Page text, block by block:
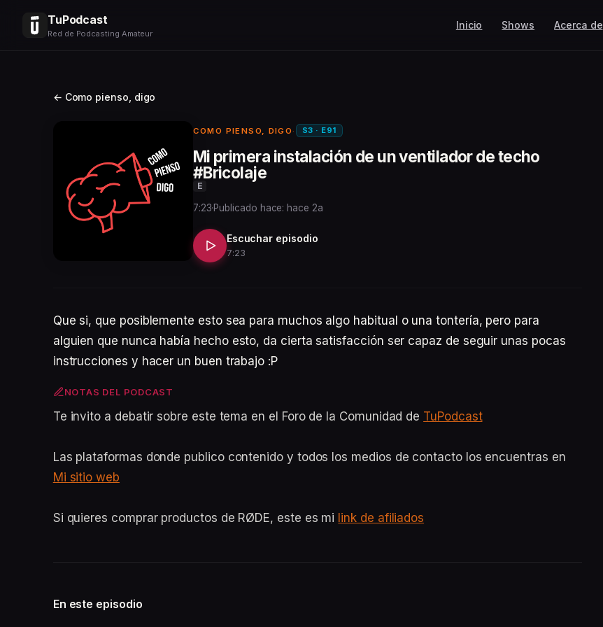
TuPodcast
Red de Podcasting Amateur
Inicio Shows Acerca de
← Como pienso, digo
COMO PIENSO, DIGO · S3 · E91
Mi primera instalación de un ventilador de techo
#Bricolaje
E
7:23·Publicado hace: hace 2a
Escuchar episodio
7:23
Que si, que posiblemente esto sea para muchos algo habitual o una tontería, pero para
alguien que nunca había hecho esto, da cierta satisfacción ser capaz de seguir unas pocas
instrucciones y hacer un buen trabajo :P
NOTAS DEL PODCAST
Te invito a debatir sobre este tema en el Foro de la Comunidad de TuPodcast
Las plataformas donde publico contenido y todos los medios de contacto los encuentras en
Mi sitio web
Si quieres comprar productos de RØDE, este es mi link de afiliados
En este episodio